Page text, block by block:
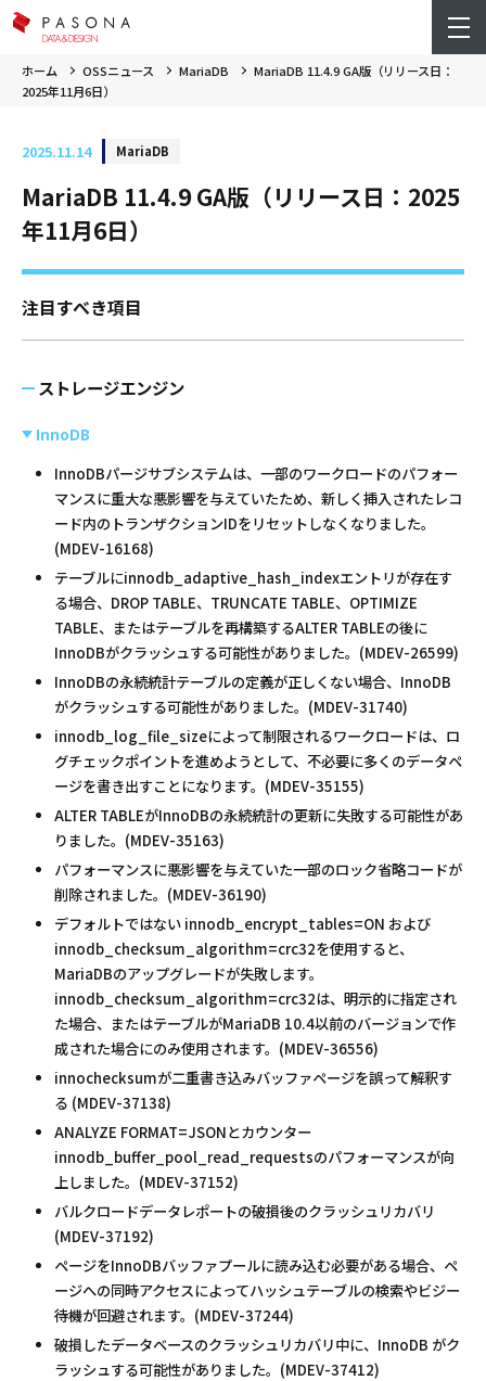
ホーム OSSニュース MariaDB
MariaDB 11.4.9 GA版（リリース日：
2025年11月6日）
2025.11.14 MariaDB
MariaDB 11.4.9 GA版（リリース日：2025
年11月6日）
注目すべき項目
ストレージエンジン
InnoDB
InnoDBパージサブシステムは、一部のワークロードのパフォー
マンスに重大な悪影響を与えていたため、新しく挿入されたレコ
ード内のトランザクションIDをリセットしなくなりました。
(MDEV-16168)
テーブルにinnodb_adaptive_hash_indexエントリが存在す
る場合、DROP TABLE、TRUNCATE TABLE、OPTIMIZE
TABLE、またはテーブルを再構築するALTER TABLEの後に
InnoDBがクラッシュする可能性がありました。(MDEV-26599)
InnoDBの永続統計テーブルの定義が正しくない場合、InnoDB
がクラッシュする可能性がありました。(MDEV-31740)
innodb_log_file_sizeによって制限されるワークロードは、ロ
グチェックポイントを進めようとして、不必要に多くのデータペ
ージを書き出すことになります。(MDEV-35155)
ALTER TABLEがInnoDBの永続統計の更新に失敗する可能性があ
りました。(MDEV-35163)
パフォーマンスに悪影響を与えていた一部のロック省略コードが
削除されました。(MDEV-36190)
デフォルトではない innodb_encrypt_tables=ON および
innodb_checksum_algorithm=crc32を使用すると、
MariaDBのアップグレードが失敗します。
innodb_checksum_algorithm=crc32は、明示的に指定され
た場合、またはテーブルがMariaDB 10.4以前のバージョンで作
成された場合にのみ使用されます。(MDEV-36556)
innochecksumが二重書き込みバッファページを誤って解釈す
る (MDEV-37138)
ANALYZE FORMAT=JSONとカウンター
innodb_buffer_pool_read_requestsのパフォーマンスが向
上しました。(MDEV-37152)
バルクロードデータレポートの破損後のクラッシュリカバリ
(MDEV-37192)
ページをInnoDBバッファプールに読み込む必要がある場合、ペ
ージへの同時アクセスによってハッシュテーブルの検索やビジー
待機が回避されます。(MDEV-37244)
破損したデータベースのクラッシュリカバリ中に、InnoDB がク
ラッシュする可能性がありました。(MDEV-37412)